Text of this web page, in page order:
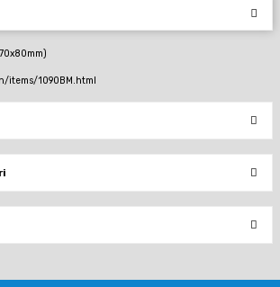
items/1090BM.html
ürüne ilk yorumu siz yapın!
Yorum Yaz